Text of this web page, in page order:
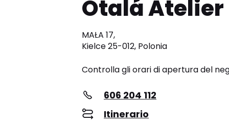
Otalá Atelier
MAŁA 17,
Kielce 25-012, Polonia
Controlla gli orari di apertura del
606 204 112
Itinerario